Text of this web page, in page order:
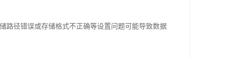
路径错误或存储格式不正确等设置问题可能导致数据